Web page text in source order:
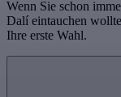
Wenn Sie schon
Dalí eintauchen
Ihre erste Wahl.